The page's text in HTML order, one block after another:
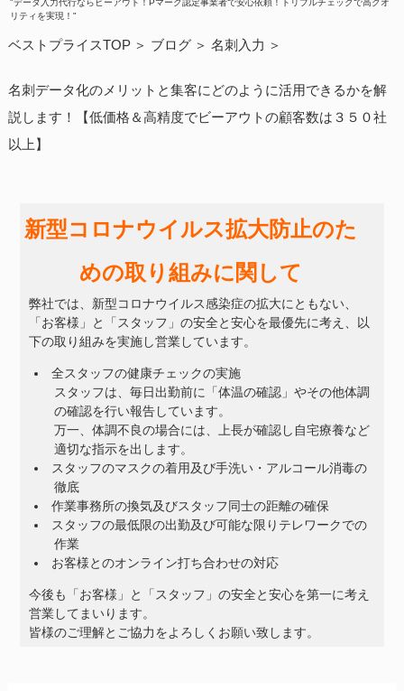
"データ入力代行ならビーアウト！Pマーク認定事業者で安心依頼！トリプルチェックで高クオ
リティを実現！"
ベストプライスTOP ブログ 名刺入力
名刺データ化のメリットと集客にどのように活用できるかを解
説します！【低価格＆高精度でビーアウトの顧客数は３５０社
以上】
新型コロナウイルス拡大防止のた
めの取り組みに関して
弊社では、新型コロナウイルス感染症の拡大にともない、
「お客様」と「スタッフ」の安全と安心を最優先に考え、以
下の取り組みを実施し営業しています。
全スタッフの健康チェックの実施
スタッフは、毎日出勤前に「体温の確認」やその他体調
の確認を行い報告しています。
万一、体調不良の場合には、上長が確認し自宅療養など
適切な指示を出します。
スタッフのマスクの着用及び手洗い・アルコール消毒の
徹底
作業事務所の換気及びスタッフ同士の距離の確保
スタッフの最低限の出勤及び可能な限りテレワークでの
作業
お客様とのオンライン打ち合わせの対応
今後も「お客様」と「スタッフ」の安全と安心を第一に考え
営業してまいります。
皆様のご理解とご協力をよろしくお願い致します。